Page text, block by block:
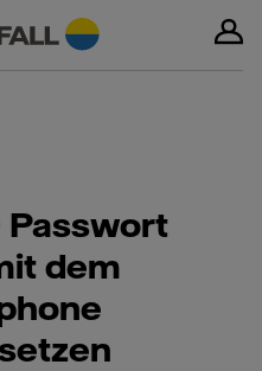
Passwort
dem